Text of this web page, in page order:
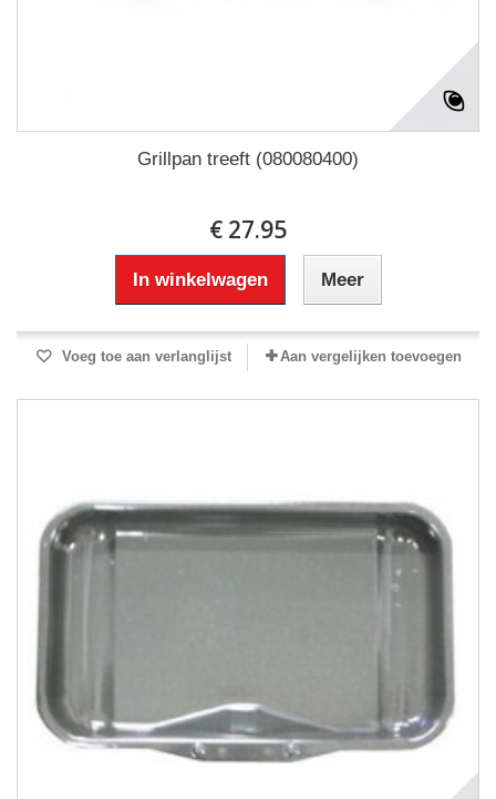
Grillpan treeft (080080400)
€ 27.95
In winkelwagen Meer
Voeg toe aan verlanglijst Aan vergelijken toevoegen